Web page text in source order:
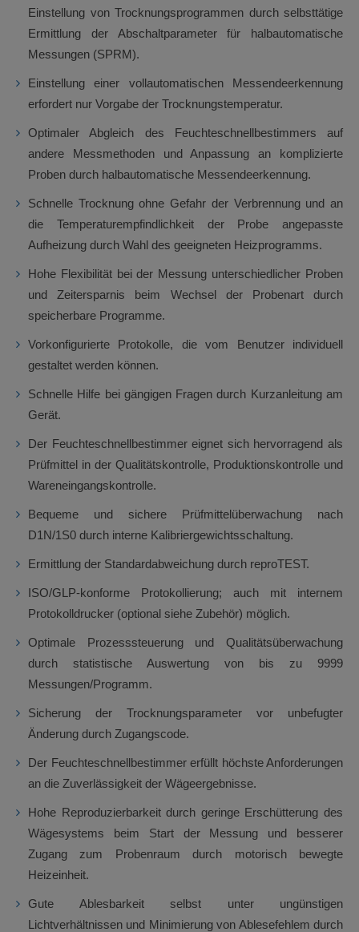
Einstellung von Trocknungsprogrammen durch selbsttätige
Ermittlung der Abschaltparameter für halbautomatische
Messungen (SPRM).
Einstellung einer vollautomatischen Messendeerkennung
erfordert nur Vorgabe der Trocknungstemperatur.
Optimaler Abgleich des Feuchteschnellbestimmers auf
andere Messmethoden und Anpassung an komplizierte
Proben durch halbautomatische Messendeerkennung.
Schnelle Trocknung ohne Gefahr der Verbrennung und an
die Temperaturempfindlichkeit der Probe angepasste
Aufheizung durch Wahl des geeigneten Heizprogramms.
Hohe Flexibilität bei der Messung unterschiedlicher Proben
und Zeitersparnis beim Wechsel der Probenart durch
speicherbare Programme.
Vorkonfigurierte Protokolle, die vom Benutzer individuell
gestaltet werden können.
Schnelle Hilfe bei gängigen Fragen durch Kurzanleitung am
Gerät.
Der Feuchteschnellbestimmer eignet sich hervorragend als
Prüfmittel in der Qualitätskontrolle, Produktionskontrolle und
Wareneingangskontrolle.
Bequeme und sichere Prüfmittelüberwachung nach
D1N/1S0 durch interne Kalibriergewichtsschaltung.
Ermittlung der Standardabweichung durch reproTEST.
ISO/GLP-konforme Protokollierung; auch mit internem
Protokolldrucker (optional siehe Zubehör) möglich.
Optimale Prozesssteuerung und Qualitätsüberwachung
durch statistische Auswertung von bis zu 9999
Messungen/Programm.
Sicherung der Trocknungsparameter vor unbefugter
Änderung durch Zugangscode.
Der Feuchteschnellbestimmer erfüllt höchste Anforderungen
an die Zuverlässigkeit der Wägeergebnisse.
Hohe Reproduzierbarkeit durch geringe Erschütterung des
Wägesystems beim Start der Messung und besserer
Zugang zum Probenraum durch motorisch bewegte
Heizeinheit.
Gute Ablesbarkeit selbst unter ungünstigen
Lichtverhältnissen und Minimierung von Ablesefehlem durch